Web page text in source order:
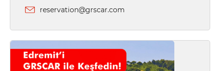
reservation@grscar.com